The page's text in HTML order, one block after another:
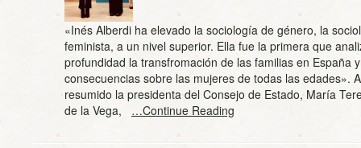
«Inés Alberdi ha elevado la sociología de género, la
feminista, a un nivel superior. Ella fue la primera que
profundidad la transfromación de las familias en España
consecuencias sobre las mujeres de todas las edades».
resumido la presidenta del Consejo de Estado, María
de la Vega, …Continue Reading